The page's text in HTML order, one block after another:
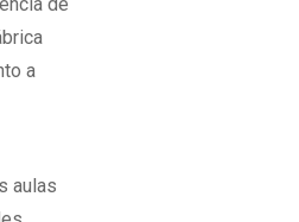
de
a
aulas